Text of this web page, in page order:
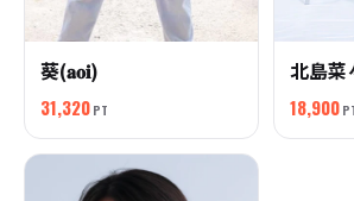
葵(𝐚𝐨𝐢)
31,320 PT
北島菜
18,900